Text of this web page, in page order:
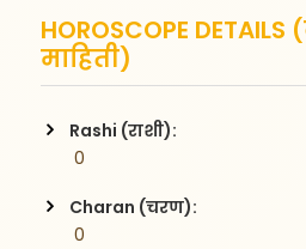
HOROSCOPE
माहिती)
Rashi (राशी):
0
Charan (चरण):
0